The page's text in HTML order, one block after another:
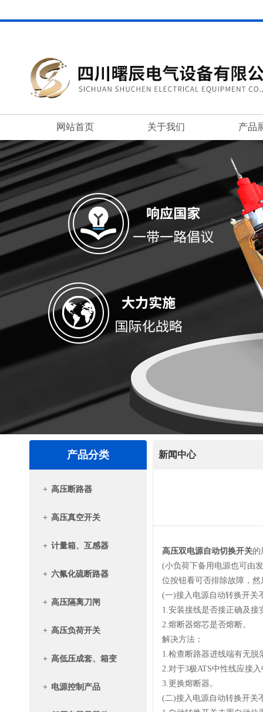
网站首页 关于我们 产品
产品分类
+ 高压断路器
+ 高压真空开关
+ 计量箱、互感器
+ 六氟化硫断路器
+ 高压隔离刀闸
+ 高压负荷开关
+ 高低压成套、箱变
+ 电源控制产品
新闻中心
高压双电源自动切换开关的
(小负荷下备用电源也可由
位按钮看可否排除故障，
(一)接入电源自动转换开关
1.安装接线是否接正确及接
2.熔断器熔芯是否熔断。
解决方法：
1.检查断路器进线端有无
2.对于3极ATS中性线应接
3.更换熔断器。
(二)接入电源自动转换开关